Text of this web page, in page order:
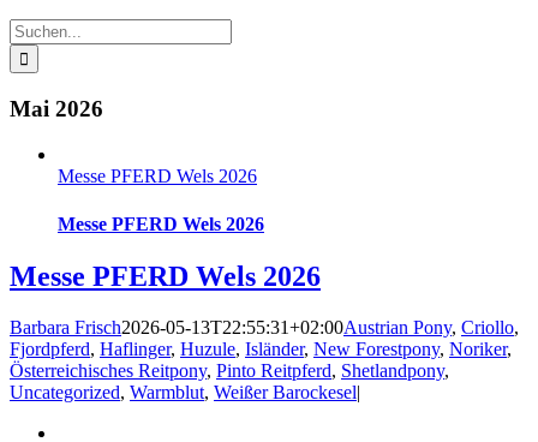
Suche
nach:
Mai 2026
Messe PFERD Wels 2026
Messe PFERD Wels 2026
Messe PFERD Wels 2026
Barbara Frisch2026-05-13T22:55:31+02:00Austrian Pony, Criollo,
Fjordpferd, Haflinger, Huzule, Isländer, New Forestpony, Noriker,
Österreichisches Reitpony, Pinto Reitpferd, Shetlandpony,
Uncategorized, Warmblut, Weißer Barockesel|